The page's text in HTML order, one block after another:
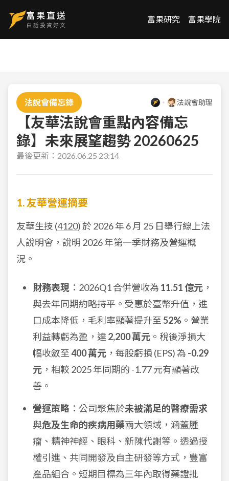
富果研究 富果學院
法說會備忘錄 法說會助理
【友華法說會重點內容備忘
錄】未來展望趨勢 20260625
最後更新： 2026.06.25 23:14
1. 友華營運摘要
友華生技 (4120) 於 2026 年 6 月 25 日舉行線上法
人說明會，說明 2026 年第一季財務及營運概
況。
財務表現 ：2026Q1 合併營收為 11.51 億元 ，
與去年同期約略持平。受惠於臺幣升值，進
口成本降低，毛利率顯著提升至 52% 。營業
利益轉虧為盈，達 2,200 萬元 。稅後淨損大
幅收斂至 400 萬元 ，每股虧損 (EPS) 為 -0.29
元 ，相較 2025 年同期的 -1.77 元有顯著改
善。
營運策略 ：公司聚焦於未被滿足的醫療需求
與危及生命的疾病用藥兩大領域，涵蓋腫
瘤、精神神經、眼科、新陳代謝等。透過授
權引進、共同開發及自主研發等方式，豐富
產品組合。短期目標為三年內取得藥證批